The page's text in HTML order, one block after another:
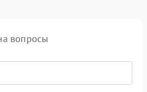
вопросы